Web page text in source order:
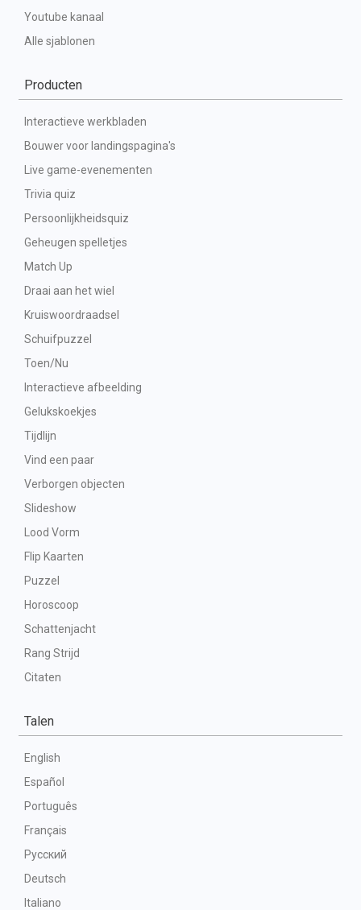
Youtube kanaal
Alle sjablonen
Producten
Interactieve werkbladen
Bouwer voor landingspagina's
Live game-evenementen
Trivia quiz
Persoonlijkheidsquiz
Geheugen spelletjes
Match Up
Draai aan het wiel
Kruiswoordraadsel
Schuifpuzzel
Toen/Nu
Interactieve afbeelding
Gelukskoekjes
Tijdlijn
Vind een paar
Verborgen objecten
Slideshow
Lood Vorm
Flip Kaarten
Puzzel
Horoscoop
Schattenjacht
Rang Strijd
Citaten
Talen
English
Español
Português
Français
Русский
Deutsch
Italiano